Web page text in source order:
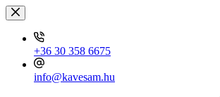
Skip
to
content
+36 30 358 6675
info@kavesam.hu